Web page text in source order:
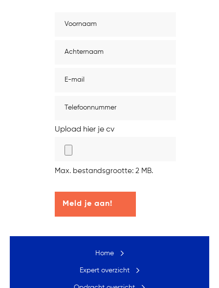
mail
titel
Upload hier je cv
Max. bestandsgrootte: 2 MB.
Home
Expert overzicht